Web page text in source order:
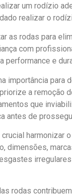
um rodízio
realizar o
as rodas para
com
performance e
importância para
a remoção
que
antes de
rodas